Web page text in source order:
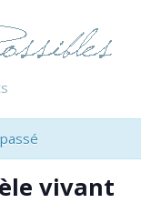
vivant